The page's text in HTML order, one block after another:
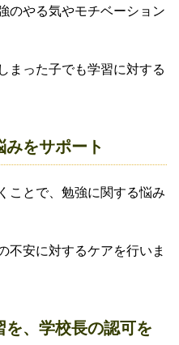
のやる気やモチベーション
まった子でも学習に対する
をサポート
ことで、勉強に関する悩み
不安に対するケアを行いま
を、学校長の認可を